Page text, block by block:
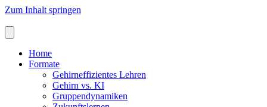
Zum Inhalt springen
Home
Formate
Gehirneffizientes Lehren
Gehirn vs. KI
Gruppendynamiken